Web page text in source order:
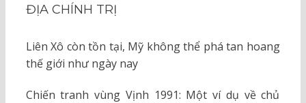
ĐỊA CHÍNH TRỊ
Liên Xô còn tồn tại, Mỹ không thể phá tan hoang
thế giới như ngày nay
Chiến tranh vùng Vịnh 1991: Một ví dụ về chủ